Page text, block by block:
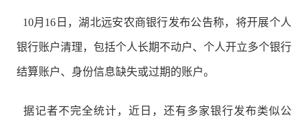
10月16日，湖北远安农商银行发布公告称，将开展个人
银行账户清理，包括个人长期不动户、个人开立多个银行
结算账户、身份信息缺失或过期的账户。
据记者不完全统计，近日，还有多家银行发布类似公